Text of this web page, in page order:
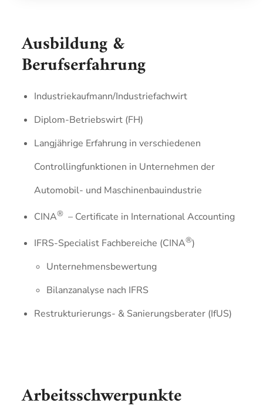
Ausbildung &
Berufserfahrung
Industriekaufmann/Industriefachwirt
Diplom-Betriebswirt (FH)
Langjährige Erfahrung in verschiedenen
Controllingfunktionen in Unternehmen der
Automobil- und Maschinenbauindustrie
CINA® – Certificate in International Accounting
IFRS-Specialist Fachbereiche (CINA®)
Unternehmensbewertung
Bilanzanalyse nach IFRS
Restrukturierungs- & Sanierungsberater (IfUS)
Arbeitsschwerpunkte